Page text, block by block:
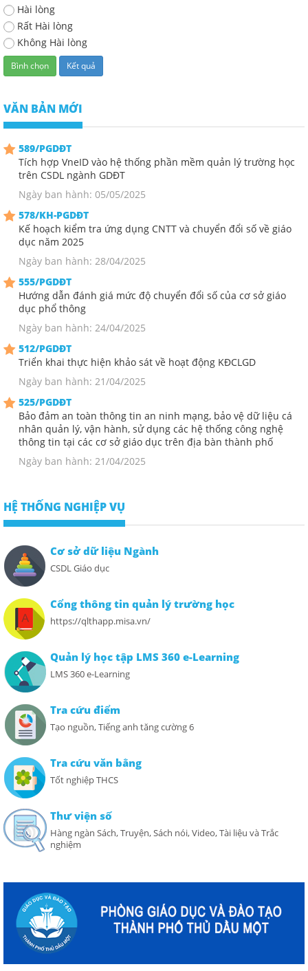
Hài lòng
Rất Hài lòng
Không Hài lòng
VĂN BẢN MỚI
589/PGDĐT
Tích hợp VneID vào hệ thống phần mềm quản lý trường học
trên CSDL ngành GDĐT
Ngày ban hành: 05/05/2025
578/KH-PGDĐT
Kế hoạch kiểm tra ứng dụng CNTT và chuyển đổi số về giáo
dục năm 2025
Ngày ban hành: 28/04/2025
555/PGDĐT
Hướng dẫn đánh giá mức độ chuyển đổi số của cơ sở giáo
dục phổ thông
Ngày ban hành: 24/04/2025
512/PGDĐT
Triển khai thực hiện khảo sát về hoạt động KĐCLGD
Ngày ban hành: 21/04/2025
525/PGDĐT
Bảo đảm an toàn thông tin an ninh mạng, bảo vệ dữ liệu cá
nhân quản lý, vận hành, sử dụng các hệ thống công nghệ
thông tin tại các cơ sở giáo dục trên địa bàn thành phố
Ngày ban hành: 21/04/2025
HỆ THỐNG NGHIỆP VỤ
Cơ sở dữ liệu Ngành
CSDL Giáo dục
Cổng thông tin quản lý trường học
https://qlthapp.misa.vn/
Quản lý học tập LMS 360 e-Learning
LMS 360 e-Learning
Tra cứu điểm
Tạo nguồn, Tiếng anh tăng cường 6
Tra cứu văn bằng
Tốt nghiệp THCS
Thư viện số
Hàng ngàn Sách, Truyện, Sách nói, Video, Tài liệu và Trắc
nghiệm